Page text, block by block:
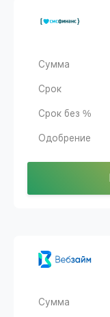
Сумма
Срок
Срок без %
Одобрение
Сумма